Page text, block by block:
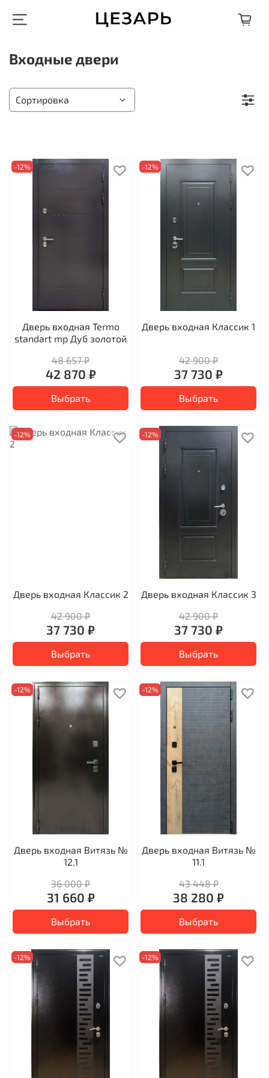
Входные двери
-12%
Дверь входная Termo
standart mp Дуб золотой
48 657 ₽
42 870 ₽
Выбрать
-12%
Дверь входная Классик 1
42 900 ₽
37 730 ₽
Выбрать
-12%
Дверь входная Классик 2
42 900 ₽
37 730 ₽
Выбрать
-12%
Дверь входная Классик 3
42 900 ₽
37 730 ₽
Выбрать
-12%
Дверь входная Витязь №
12.1
36 000 ₽
31 660 ₽
Выбрать
-12%
Дверь входная Витязь №
11.1
43 448 ₽
38 280 ₽
Выбрать
-12% -12%